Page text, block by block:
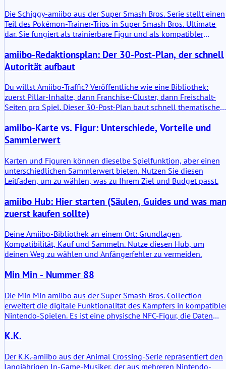
Die Schiggy-amiibo aus der Super Smash Bros. Serie stellt einen
Teil des Pokémon-Trainer-Trios in Super Smash Bros. Ultimate
dar. Sie fungiert als trainierbare Figur und als kompatibler
bietet diese amiibo die Speicherung von Spieldaten und
freischaltbare In-Game-Inhalte. Sie ist nicht nur dekorativ. Sie
besitzt einen funktionalen Wert auf allen unterstützten
amiibo-Redaktionsplan: Der 30-Post-Plan, der schnell
Autorität aufbaut
Du willst Amiibo-Traffic? Veröffentliche wie eine Bibliothek:
zuerst Pillar-Inhalte, dann Franchise-Cluster, dann Freischalt-
Seiten pro Spiel. Dieser 30-Post-Plan baut schnell thematische
amiibo-Karte vs. Figur: Unterschiede, Vorteile und
Sammlerwert
Karten und Figuren können dieselbe Spielfunktion, aber einen
unterschiedlichen Sammlerwert bieten. Nutzen Sie diesen
Leitfaden, um zu wählen, was zu Ihrem Ziel und Budget passt.
amiibo Hub: Hier starten (Säulen, Guides und was man
zuerst kaufen sollte)
Deine Amiibo-Bibliothek an einem Ort: Grundlagen,
Kompatibilität, Kauf und Sammeln. Nutze diesen Hub, um
deinen Weg zu wählen und Anfängerfehler zu vermeiden.
Min Min - Nummer 88
Die Min Min amiibo aus der Super Smash Bros. Collection
erweitert die digitale Funktionalität des Kämpfers in
Nintendo-Spielen. Es ist eine physische NFC-Figur, die Daten
gesehen ermöglicht sie es Spielern, eine Kämpferfigur in
nur ein reines Dekorationsobjekt; sie trägt beschreibbare
Charakterdaten und entwickelt sich durch wiederholte Nutzung
K.K.
Der K.K.-amiibo aus der Animal Crossing-Serie repräsentiert den
langjährigen In-Game-Musiker, der aus mehreren Nintendo-